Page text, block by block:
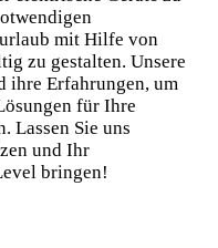
mit Hilfe von
zu gestalten. Unsere
ihre Erfahrungen, um
für Ihre
Lassen Sie uns
und Ihr
bringen!